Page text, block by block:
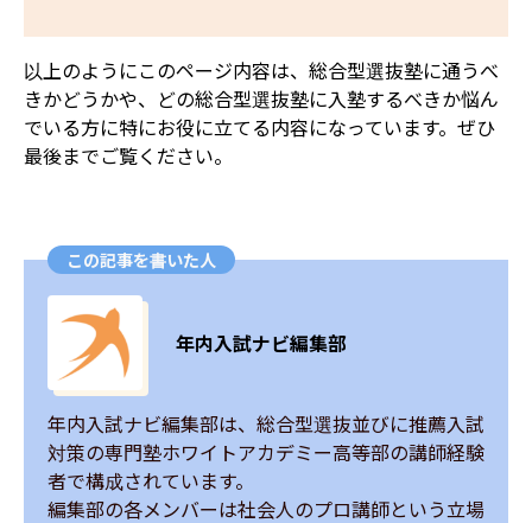
以上のようにこのページ内容は、総合型選抜塾に通うべ
きかどうかや、どの総合型選抜塾に入塾するべきか悩ん
でいる方に特にお役に立てる内容になっています。ぜひ
最後までご覧ください。
この記事を書いた人
年内入試ナビ編集部
年内入試ナビ編集部は、総合型選抜並びに推薦入試
対策の専門塾ホワイトアカデミー高等部の講師経験
者で構成されています。
編集部の各メンバーは社会人のプロ講師という立場